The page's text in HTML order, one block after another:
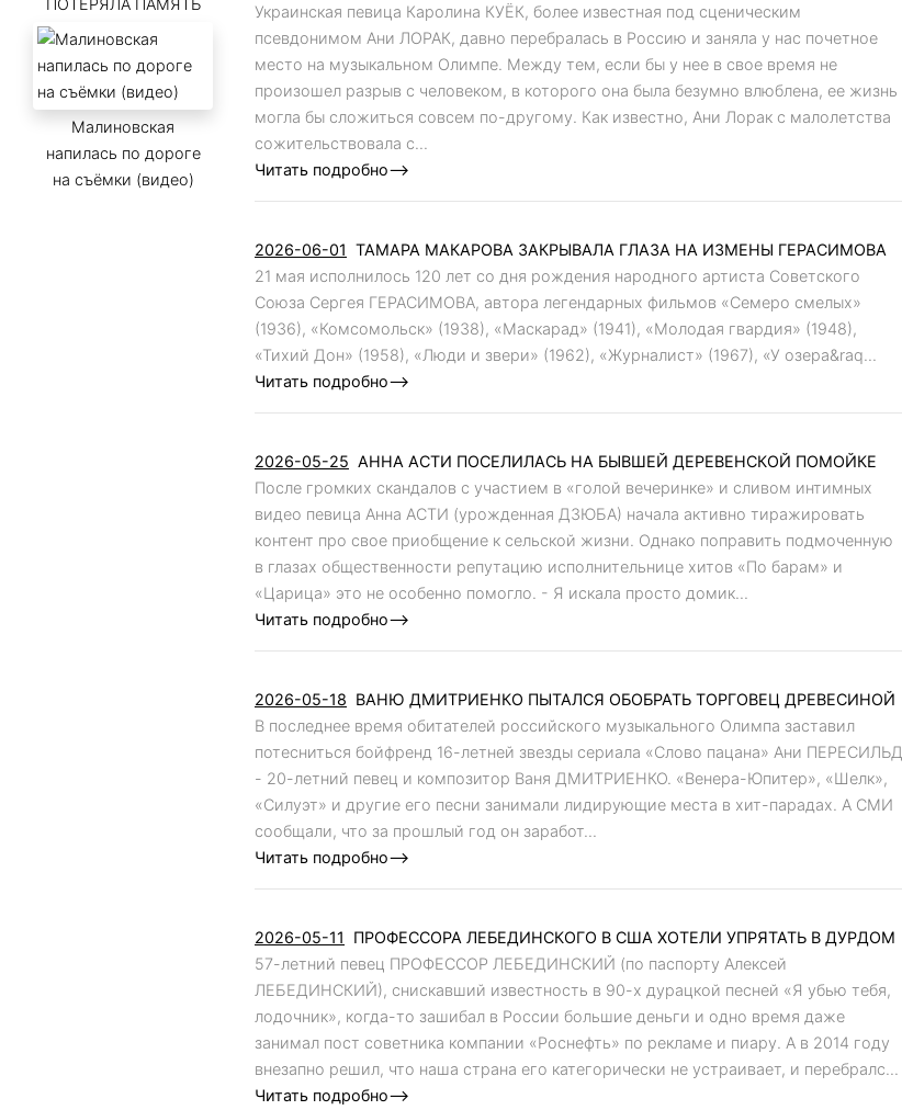
ПОТЕРЯЛА ПАМЯТЬ
Малиновская
напилась по дороге
на съёмки (видео)
Украинская певица Каролина КУЁК, более известная под сценическим
псевдонимом Ани ЛОРАК, давно перебралась в Россию и заняла у нас почетное
место на музыкальном Олимпе. Между тем, если бы у нее в свое время не
произошел разрыв с человеком, в которого она была безумно влюблена, ее жизнь
могла бы сложиться совсем по-другому. Как известно, Ани Лорак с малолетства
сожительствовала с...
Читать подробно-->
2026-06-01 ТАМАРА МАКАРОВА ЗАКРЫВАЛА ГЛАЗА НА ИЗМЕНЫ ГЕРАСИМОВА
21 мая исполнилось 120 лет со дня рождения народного артиста Советского
Союза Сергея ГЕРАСИМОВА, автора легендарных фильмов «Семеро смелых»
(1936), «Комсомольск» (1938), «Маскарад» (1941), «Молодая гвардия» (1948),
«Тихий Дон» (1958), «Люди и звери» (1962), «Журналист» (1967), «У озера&raq...
Читать подробно-->
2026-05-25 АННА АСТИ ПОСЕЛИЛАСЬ НА БЫВШЕЙ ДЕРЕВЕНСКОЙ ПОМОЙКЕ
После громких скандалов с участием в «голой вечеринке» и сливом интимных
видео певица Анна АСТИ (урожденная ДЗЮБА) начала активно тиражировать
контент про свое приобщение к сельской жизни. Однако поправить подмоченную
в глазах общественности репутацию исполнительнице хитов «По барам» и
«Царица» это не особенно помогло. - Я искала просто домик...
Читать подробно-->
2026-05-18 ВАНЮ ДМИТРИЕНКО ПЫТАЛСЯ ОБОБРАТЬ ТОРГОВЕЦ ДРЕВЕСИНОЙ
В последнее время обитателей российского музыкального Олимпа заставил
потесниться бойфренд 16-летней звезды сериала «Слово пацана» Ани ПЕРЕСИЛЬД
- 20-летний певец и композитор Ваня ДМИТРИЕНКО. «Венера-Юпитер», «Шелк»,
«Силуэт» и другие его песни занимали лидирующие места в хит-парадах. А СМИ
сообщали, что за прошлый год он заработ...
Читать подробно-->
2026-05-11
ПРОФЕССОРА ЛЕБЕДИНСКОГО В США ХОТЕЛИ УПРЯТАТЬ В ДУРДОМ
57-летний певец ПРОФЕССОР ЛЕБЕДИНСКИЙ (по паспорту Алексей
ЛЕБЕДИНСКИЙ), снискавший известность в 90-х дурацкой песней «Я убью тебя,
лодочник», когда-то зашибал в России большие деньги и одно время даже
занимал пост советника компании «Роснефть» по рекламе и пиару. А в 2014 году
внезапно решил, что наша страна его категорически не устраивает, и перебралс...
Читать подробно-->